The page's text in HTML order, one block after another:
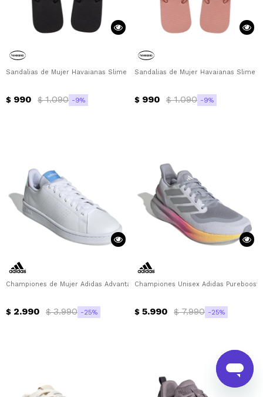
Sandalias de Mujer Havaianas Slime Square Havaianas - Negro
$ 990 $ 1.090 9
Sandalias de Mujer Havaianas Slime
$ 990 $ 1.090 9
Championes de Mujer Adidas Advantage Adidas - Blanco - Celeste
$ 2.990 $ 3.990 25
Championes Unisex Adidas
$ 5.990 $ 7.990 25